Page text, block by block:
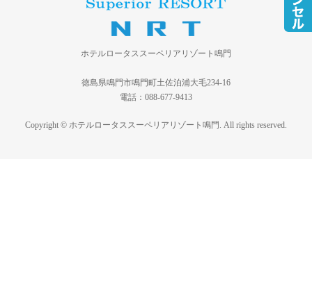
ホテルロータススーペリアリゾート鳴門
徳島県鳴門市鳴門町土佐泊浦大毛234-16
電話：088-677-9413
Copyright © ホテルロータススーペリアリゾート鳴門. All rights reserved.